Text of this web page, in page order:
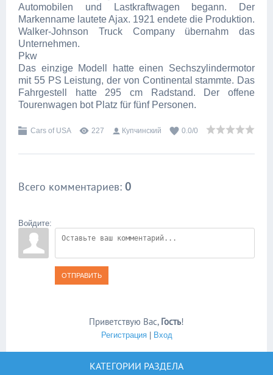
Automobilen und Lastkraftwagen begann. Der
Markenname lautete Ajax. 1921 endete die Produktion.
Walker-Johnson Truck Company übernahm das
Unternehmen.
Pkw
Das einzige Modell hatte einen Sechszylindermotor
mit 55 PS Leistung, der von Continental stammte. Das
Fahrgestell hatte 295 cm Radstand. Der offene
Tourenwagen bot Platz für fünf Personen.
Cars of USA 227 Купчинский 0.0/0
Всего комментариев: 0
Войдите:
ОТПРАВИТЬ
Приветствую Вас, Гость!
Регистрация| Вход
КАТЕГОРИИ РАЗДЕЛА